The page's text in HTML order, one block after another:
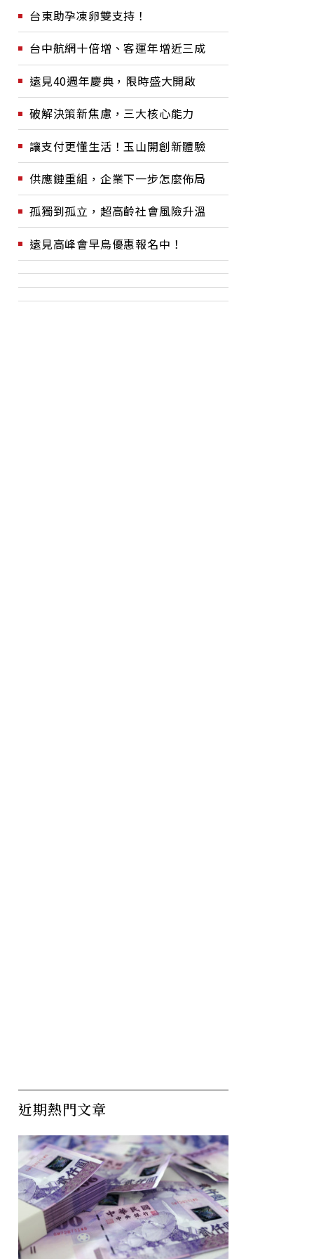
台東助孕凍卵雙支持！
台中航網十倍增、客運年增近三成
遠見40週年慶典，限時盛大開啟
破解決策新焦慮，三大核心能力
讓支付更懂生活！玉山開創新體驗
供應鏈重組，企業下一步怎麼佈局
孤獨到孤立，超高齡社會風險升溫
遠見高峰會早鳥優惠報名中！
近期熱門文章